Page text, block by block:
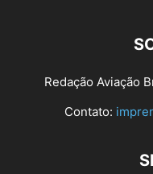
Redação Aviação
Contato: